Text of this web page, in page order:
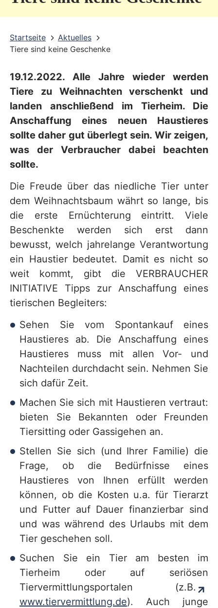
Startseite
Aktuelles
Tiere sind keine Geschenke
19.12.2022. Alle Jahre wieder werden
Tiere zu Weihnachten verschenkt und
landen anschließend im Tierheim. Die
Anschaffung eines neuen Haustieres
sollte daher gut überlegt sein. Wir zeigen,
was der Verbraucher dabei beachten
sollte.
Die Freude über das niedliche Tier unter
dem Weihnachtsbaum währt so lange, bis
die erste Ernüchterung eintritt. Viele
Beschenkte werden sich erst dann
bewusst, welch jahrelange Verantwortung
ein Haustier bedeutet. Damit es nicht so
weit kommt, gibt die VERBRAUCHER
INITIATIVE Tipps zur Anschaffung eines
tierischen Begleiters:
Sehen Sie vom Spontankauf eines
Haustieres ab. Die Anschaffung eines
Haustieres muss mit allen Vor- und
Nachteilen durchdacht sein. Nehmen Sie
sich dafür Zeit.
Machen Sie sich mit Haustieren vertraut:
bieten Sie Bekannten oder Freunden
Tiersitting oder Gassigehen an.
Stellen Sie sich (und Ihrer Familie) die
Frage, ob die Bedürfnisse eines
Haustieres von Ihnen erfüllt werden
können, ob die Kosten u.a. für Tierarzt
und Futter auf Dauer finanzierbar sind
und was während des Urlaubs mit dem
Tier geschehen soll.
Suchen Sie ein Tier am besten im
Tierheim oder auf seriösen
Tiervermittlungsportalen (z.B.
www.tiervermittlung.de). Auch junge
v